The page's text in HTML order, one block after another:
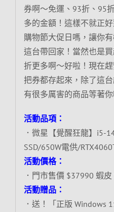
券啊～免運、93折、95
多的金額！這樣不就正
購物節大促日嗎，讓你
這台帶回家！當然也是
折更多啊～好啦！現在
把券都存起來，除了這
有很多厲害的商品等著
活動品項：
．微星【覺醒狂龍】i5-
SSD/650W電供/
活動價格：
．門市售價 $37990 蝦
活動贈品：
．送！「正版 Windows